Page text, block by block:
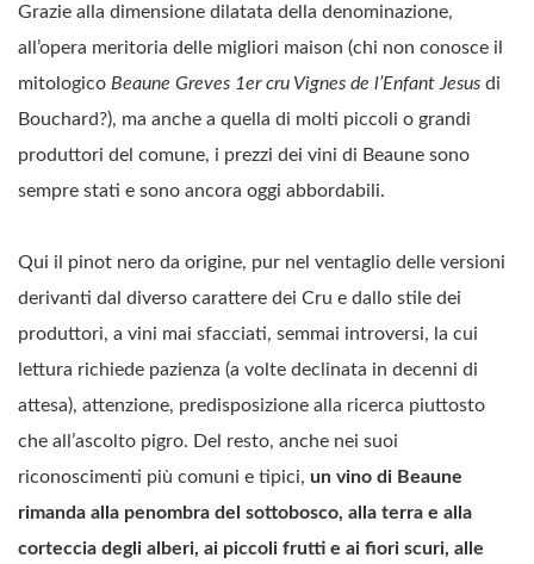
Grazie alla dimensione dilatata della denominazione,
all’opera meritoria delle migliori maison (chi non conosce il
mitologico Beaune Greves 1er cru Vignes de l’Enfant Jesus di
Bouchard?), ma anche a quella di molti piccoli o grandi
produttori del comune, i prezzi dei vini di Beaune sono
sempre stati e sono ancora oggi abbordabili.
Qui il pinot nero da origine, pur nel ventaglio delle versioni
derivanti dal diverso carattere dei Cru e dallo stile dei
produttori, a vini mai sfacciati, semmai introversi, la cui
lettura richiede pazienza (a volte declinata in decenni di
attesa), attenzione, predisposizione alla ricerca piuttosto
che all’ascolto pigro. Del resto, anche nei suoi
riconoscimenti più comuni e tipici, un vino di Beaune
rimanda alla penombra del sottobosco, alla terra e alla
corteccia degli alberi, ai piccoli frutti e ai fiori scuri, alle